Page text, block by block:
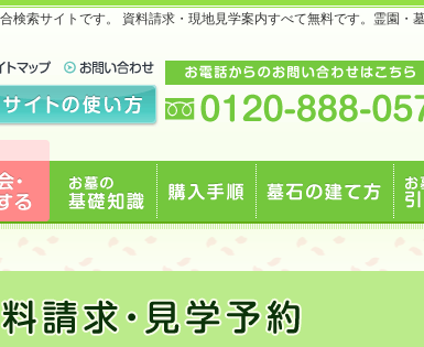
検索サイトです。 資料請求・現地見学案内すべて無料です。霊園・